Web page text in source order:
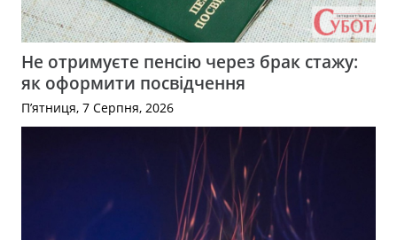
Не отримуєте пенсію через брак стажу:
як оформити посвідчення
П’ятниця, 7 Серпня, 2026